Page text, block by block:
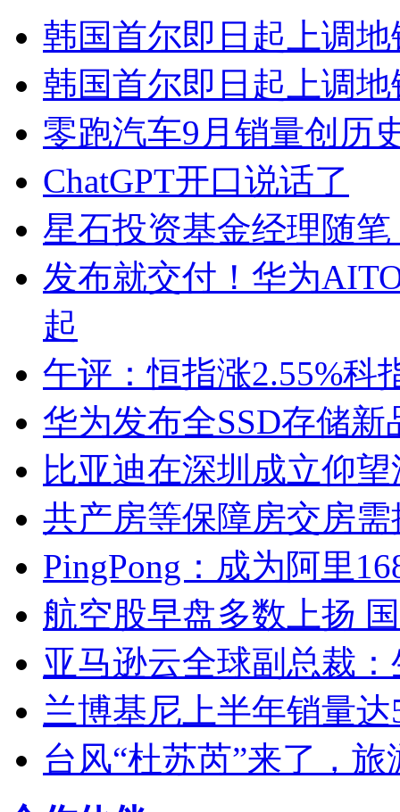
韩国首尔即日起上调
韩国首尔即日起上调
零跑汽车9月销量创历
ChatGPT开口说话了
星石投资基金经理随
发布就交付！华为
起
午评：恒指涨2.55%科
华为发布全SSD存储
比亚迪在深圳成立仰
共产房等保障房交房
PingPong：成为阿里
航空股早盘多数上扬
亚马逊云全球副总裁
兰博基尼上半年销量
台风“杜苏芮”来了，